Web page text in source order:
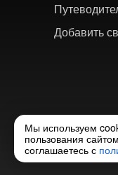
Добавить
© 2018-
Мы используем
пользования
соглашаетесь с